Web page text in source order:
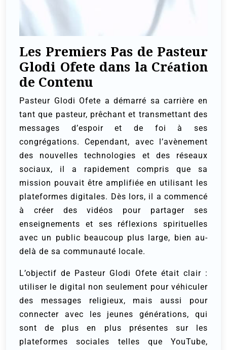
Les Premiers Pas de Pasteur
Glodi Ofete dans la Création
de Contenu
Pasteur Glodi Ofete a démarré sa carrière en
tant que pasteur, prêchant et transmettant des
messages d’espoir et de foi à ses
congrégations. Cependant, avec l’avènement
des nouvelles technologies et des réseaux
sociaux, il a rapidement compris que sa
mission pouvait être amplifiée en utilisant les
plateformes digitales. Dès lors, il a commencé
à créer des vidéos pour partager ses
enseignements et ses réflexions spirituelles
avec un public beaucoup plus large, bien au-
delà de sa communauté locale.
L’objectif de Pasteur Glodi Ofete était clair :
utiliser le digital non seulement pour véhiculer
des messages religieux, mais aussi pour
connecter avec les jeunes générations, qui
sont de plus en plus présentes sur les
plateformes sociales telles que YouTube,